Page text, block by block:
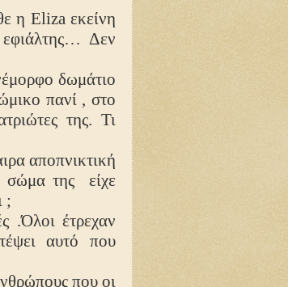
η Eliza εκείνη
Δεν
δωμάτιο
πανί , στο
της. Τι
αποπνικτική
σώμα της
είχε
;
.Όλοι έτρεχαν
αυτό που
που οι